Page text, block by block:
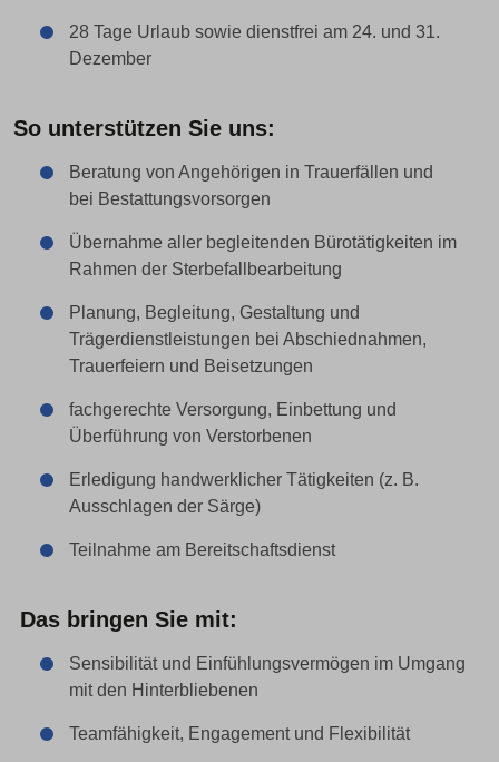
28 Tage Urlaub sowie dienstfrei am 24. und 31.
Dezember
So unterstützen Sie uns:
Beratung von Angehörigen in Trauerfällen und
bei Bestattungsvorsorgen
Übernahme aller begleitenden Bürotätigkeiten im
Rahmen der Sterbefallbearbeitung
Planung, Begleitung, Gestaltung und
Trägerdienstleistungen bei Abschiednahmen,
Trauerfeiern und Beisetzungen
fachgerechte Versorgung, Einbettung und
Überführung von Verstorbenen
Erledigung handwerklicher Tätigkeiten (z. B.
Ausschlagen der Särge)
Teilnahme am Bereitschaftsdienst
Das bringen Sie mit:
Sensibilität und Einfühlungsvermögen im Umgang
mit den Hinterbliebenen
Teamfähigkeit, Engagement und Flexibilität